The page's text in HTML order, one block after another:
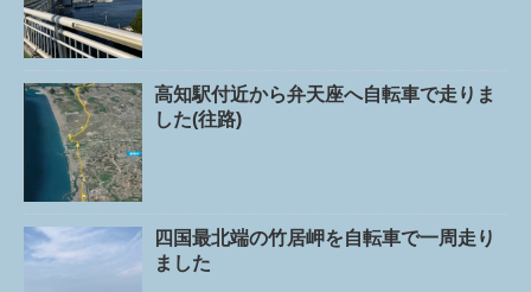
高知駅付近から弁天座へ自転車で走りま
した(往路)
四国最北端の竹居岬を自転車で一周走り
ました